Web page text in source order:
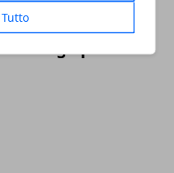
consigli per